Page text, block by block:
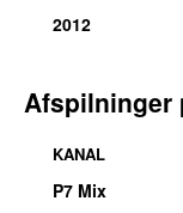
2012
Afspilninger
KANAL
P7 Mix